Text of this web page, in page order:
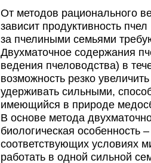
От методов рационального
зависит продуктивность
за пчелиными семьями
Двухматочное содержания
ведения пчеловодства) в
возможность резко
удерживать сильными,
имеющийся в природе
В основе метода
биологическая особенность
соответствующих условиях
работать в одной сильной